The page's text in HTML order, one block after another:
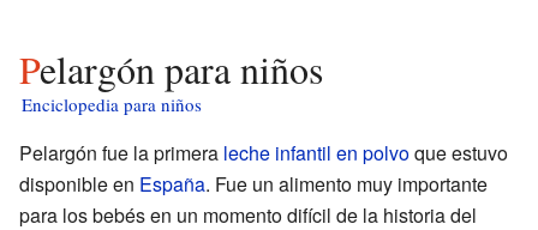
Pelargón para niños
Enciclopedia para niños
Pelargón fue la primera leche infantil en polvoque estuvo
disponible en España. Fue un alimento muy importante
para los bebés en un momento difícil de la historia del